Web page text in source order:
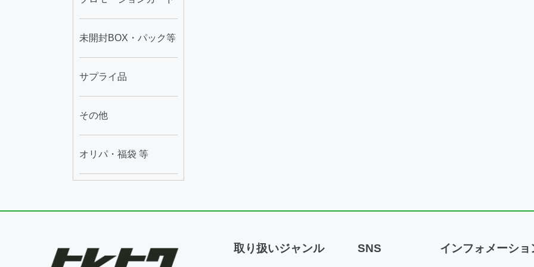
未開封BOX・パック等
サプライ品
その他
オリパ・福袋 等
取り扱いジャンル SNS インフォメーショ